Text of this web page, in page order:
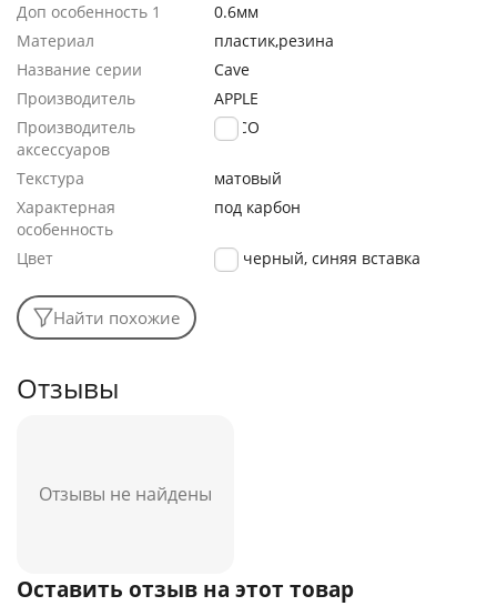
Доп особенность 1
0.6мм
Материал
пластик,резина
Название серии
Cave
Производитель
APPLE
Производитель
аксессуаров
HOCO
Текстура
матовый
Характерная
особенность
под карбон
Цвет черный, синяя вставка
Найти похожие
Отзывы
Отзывы не найдены
Оставить отзыв на этот товар